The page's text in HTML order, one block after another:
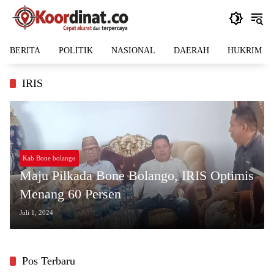
Langsung
BERITA POLITIK NASIONAL DAERAH HUKRIM
IRIS
Kab Bone bolango
Maju Pilkada Bone Bolango, IRIS Optimis
Menang 60 Persen
Juli 1, 2024
Pos Terbaru